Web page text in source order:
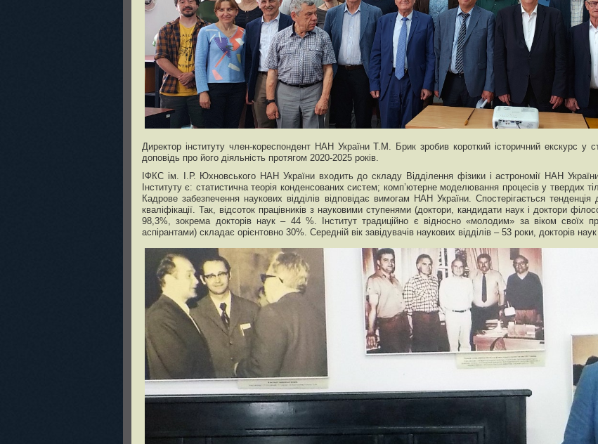
Директор інституту член-кореспондент НАН України Т.М. Брик зробив короткий історичний екскурс у
доповідь про його діяльність протягом 2020-2025 років.
ІФКС ім. І.Р. Юхновського НАН України входить до складу Відділення фізики і астрономії НАН
Інституту є: статистична теорія конденсованих систем; комп’ютерне моделювання процесів у твердих
Кадрове забезпечення наукових відділів відповідає вимогам НАН України. Спостерігається
кваліфікації. Так, відсоток працівників з науковими ступенями (доктори, кандидати наук і доктори
98,3%, зокрема докторів наук – 44 %. Інститут традиційно є відносно «молодим» за віком своїх
аспірантами) складає орієнтовно 30%. Середній вік завідувачів наукових відділів – 53 роки, докторів наук